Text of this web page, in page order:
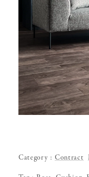
Category Contract